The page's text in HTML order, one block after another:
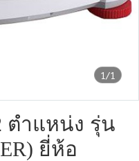
1/1
ตำแหน่ง รุ่น
ยี่ห้อ